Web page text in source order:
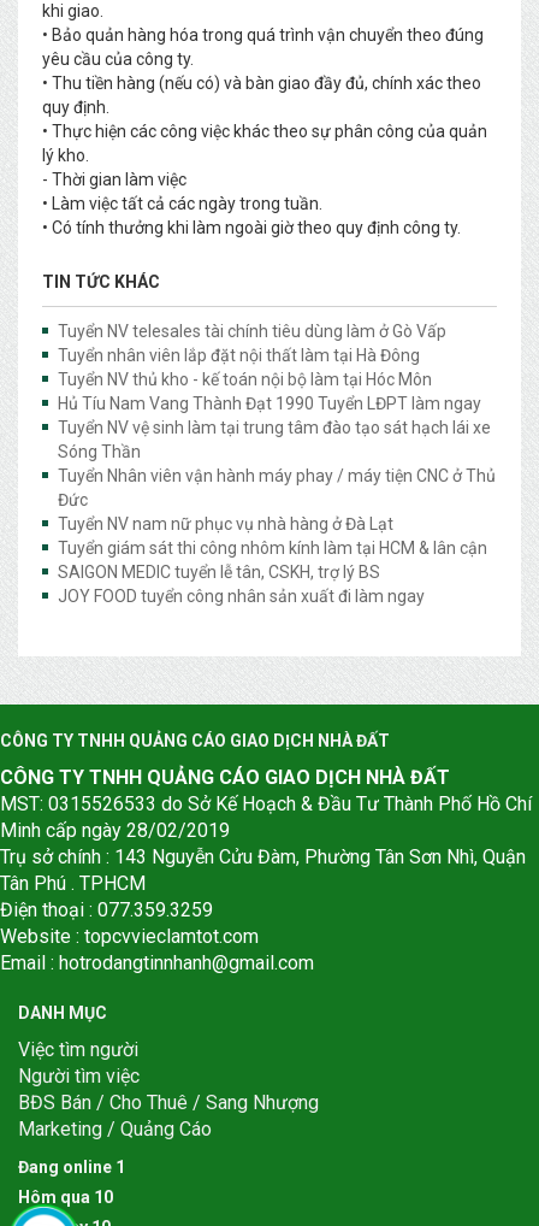
khi giao.
• Bảo quản hàng hóa trong quá trình vận chuyển theo đúng
yêu cầu của công ty.
• Thu tiền hàng (nếu có) và bàn giao đầy đủ, chính xác theo
quy định.
• Thực hiện các công việc khác theo sự phân công của quản
lý kho.
- Thời gian làm việc
• Làm việc tất cả các ngày trong tuần.
• Có tính thưởng khi làm ngoài giờ theo quy định công ty.
TIN TỨC KHÁC
Tuyển NV telesales tài chính tiêu dùng làm ở Gò Vấp
Tuyển nhân viên lắp đặt nội thất làm tại Hà Đông
Tuyển NV thủ kho - kế toán nội bộ làm tại Hóc Môn
Hủ Tíu Nam Vang Thành Đạt 1990 Tuyển LĐPT làm ngay
Tuyển NV vệ sinh làm tại trung tâm đào tạo sát hạch lái xe
Sóng Thần
Tuyển Nhân viên vận hành máy phay / máy tiện CNC ở Thủ
Đức
Tuyển NV nam nữ phục vụ nhà hàng ở Đà Lạt
Tuyển giám sát thi công nhôm kính làm tại HCM & lân cận
SAIGON MEDIC tuyển lễ tân, CSKH, trợ lý BS
JOY FOOD tuyển công nhân sản xuất đi làm ngay
CÔNG TY TNHH QUẢNG CÁO GIAO DỊCH NHÀ ĐẤT
CÔNG TY TNHH QUẢNG CÁO GIAO DỊCH NHÀ ĐẤT
MST: 0315526533 do Sở Kế Hoạch & Đầu Tư Thành Phố Hồ Chí
Minh cấp ngày 28/02/2019
Trụ sở chính : 143 Nguyễn Cửu Đàm, Phường Tân Sơn Nhì, Quận
Tân Phú . TPHCM
Điện thoại : 077.359.3259
Website : topcvvieclamtot.com
Email : hotrodangtinnhanh@gmail.com
DANH MỤC
Việc tìm người
Người tìm việc
BĐS Bán / Cho Thuê / Sang Nhượng
Marketing / Quảng Cáo
Đang online 1
Hôm qua 10